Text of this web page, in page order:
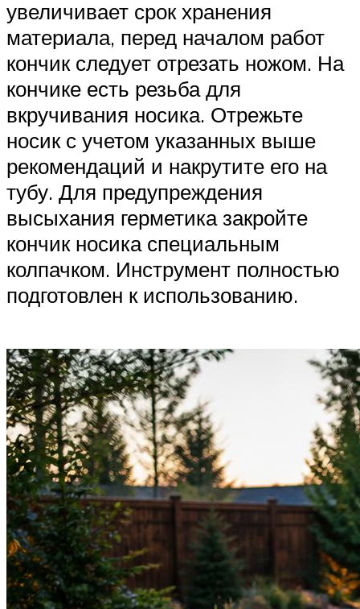
увеличивает срок хранения
материала, перед началом работ
кончик следует отрезать ножом. На
кончике есть резьба для
вкручивания носика. Отрежьте
носик с учетом указанных выше
рекомендаций и накрутите его на
тубу. Для предупреждения
высыхания герметика закройте
кончик носика специальным
колпачком. Инструмент полностью
подготовлен к использованию.